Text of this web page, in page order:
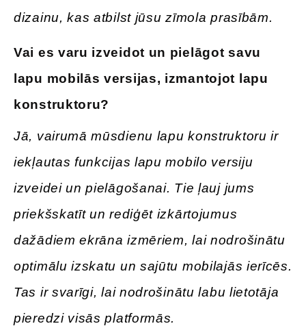
dizainu, kas atbilst jūsu zīmola prasībām.
Vai es varu izveidot un pielāgot savu
lapu mobilās versijas, izmantojot lapu
konstruktoru?
Jā, vairumā mūsdienu lapu konstruktoru ir
iekļautas funkcijas lapu mobilo versiju
izveidei un pielāgošanai. Tie ļauj jums
priekšskatīt un rediģēt izkārtojumus
dažādiem ekrāna izmēriem, lai nodrošinātu
optimālu izskatu un sajūtu mobilajās ierīcēs.
Tas ir svarīgi, lai nodrošinātu labu lietotāja
pieredzi visās platformās.